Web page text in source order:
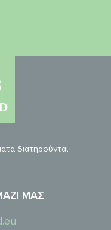
διατηρούνται
ΜΑΣ